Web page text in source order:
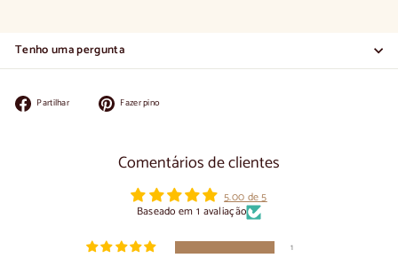
Tenho uma pergunta
Partilhar PartilharFazer pino
Comentários de clientes
5.00 de 5
Baseado em 1 avaliação
1